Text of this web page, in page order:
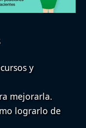
y
mejorarla.
lograrlo de